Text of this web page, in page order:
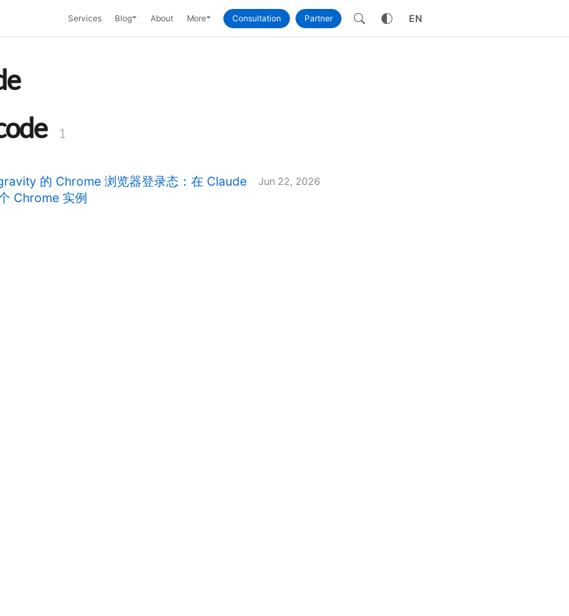
Services BlogToggle Dropdown
About MoreToggle Dropdown
Consultation Partner EN
1
的 Chrome 浏览器登录态：在 Claude
Chrome 实例
Jun 22, 2026